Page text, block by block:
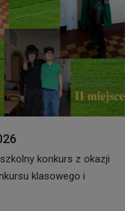
konkurs z okazji
klasowego i